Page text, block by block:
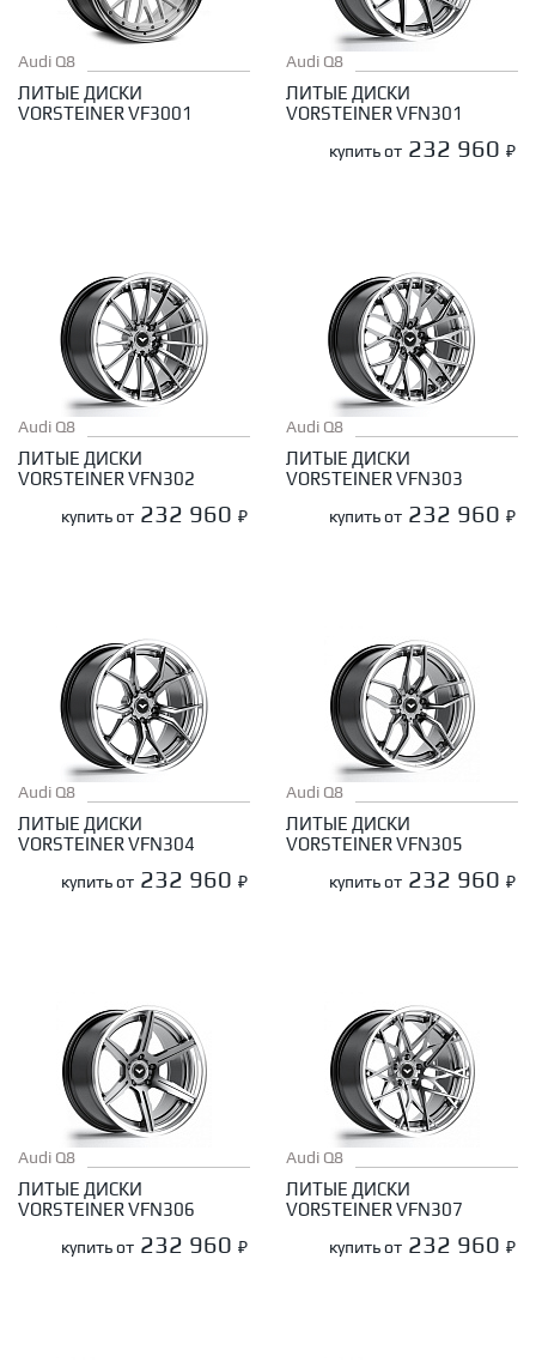
Audi Q8
ЛИТЫЕ ДИСКИ
VORSTEINER VF3001
Audi Q8
ЛИТЫЕ ДИСКИ
VORSTEINER VFN301
купить от 232 960 ₽
Audi Q8
ЛИТЫЕ ДИСКИ
VORSTEINER VFN302
купить от 232 960 ₽
Audi Q8
ЛИТЫЕ ДИСКИ
VORSTEINER VFN303
купить от 232 960 ₽
Audi Q8
ЛИТЫЕ ДИСКИ
VORSTEINER VFN304
купить от 232 960 ₽
Audi Q8
ЛИТЫЕ ДИСКИ
VORSTEINER VFN305
купить от 232 960 ₽
Audi Q8
ЛИТЫЕ ДИСКИ
VORSTEINER VFN306
купить от 232 960 ₽
Audi Q8
ЛИТЫЕ ДИСКИ
VORSTEINER VFN307
купить от 232 960 ₽